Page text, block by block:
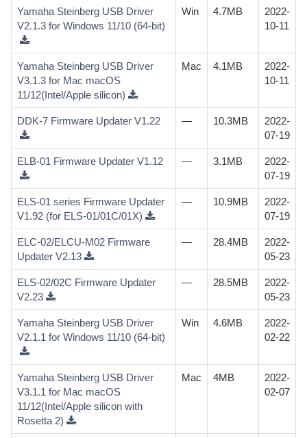
Yamaha Steinberg USB Driver
V2.1.3 for Windows 11/10 (64-bit)
Win 4.7MB
2022-
10-11
Yamaha Steinberg USB Driver
V3.1.3 for Mac macOS
11/12(Intel/Apple silicon)
Mac 4.1MB
2022-
10-11
DDK-7 Firmware Updater V1.22 — 10.3MB
2022-
07-19
ELB-01 Firmware Updater V1.12 — 3.1MB
2022-
07-19
ELS-01 series Firmware Updater
V1.92 (for ELS-01/01C/01X)
— 10.9MB
2022-
07-19
ELC-02/ELCU-M02 Firmware
Updater V2.13
— 28.4MB
2022-
05-23
ELS-02/02C Firmware Updater
V2.23
— 28.5MB
2022-
05-23
Yamaha Steinberg USB Driver
V2.1.1 for Windows 11/10 (64-bit)
Win 4.6MB
2022-
02-22
Yamaha Steinberg USB Driver
V3.1.1 for Mac macOS
11/12(Intel/Apple silicon with
Rosetta 2)
Mac 4MB
2022-
02-07